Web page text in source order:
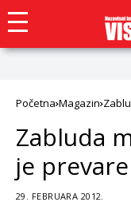
Početna Magazin
Zabluda
je
29. FEBRUARA 2012.